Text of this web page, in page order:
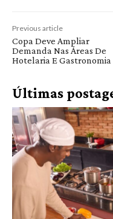
Previous article
Copa Deve Ampliar
Demanda Nas Áreas De
Hotelaria E Gastronomia
Últimas